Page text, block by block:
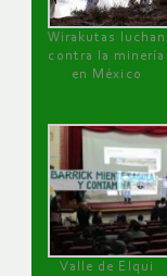
Wirakutas luchan
contra la minería
en México
Valle de Elqui